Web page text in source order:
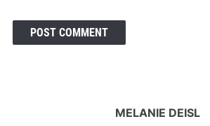
MELANIE DEISL